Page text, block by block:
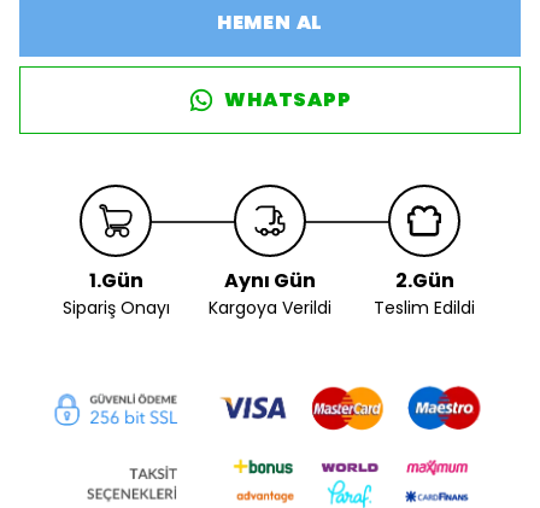
HEMEN AL
WHATSAPP
1.Gün
Sipariş Onayı
Aynı Gün
Kargoya Verildi
2.Gün
Teslim Edildi